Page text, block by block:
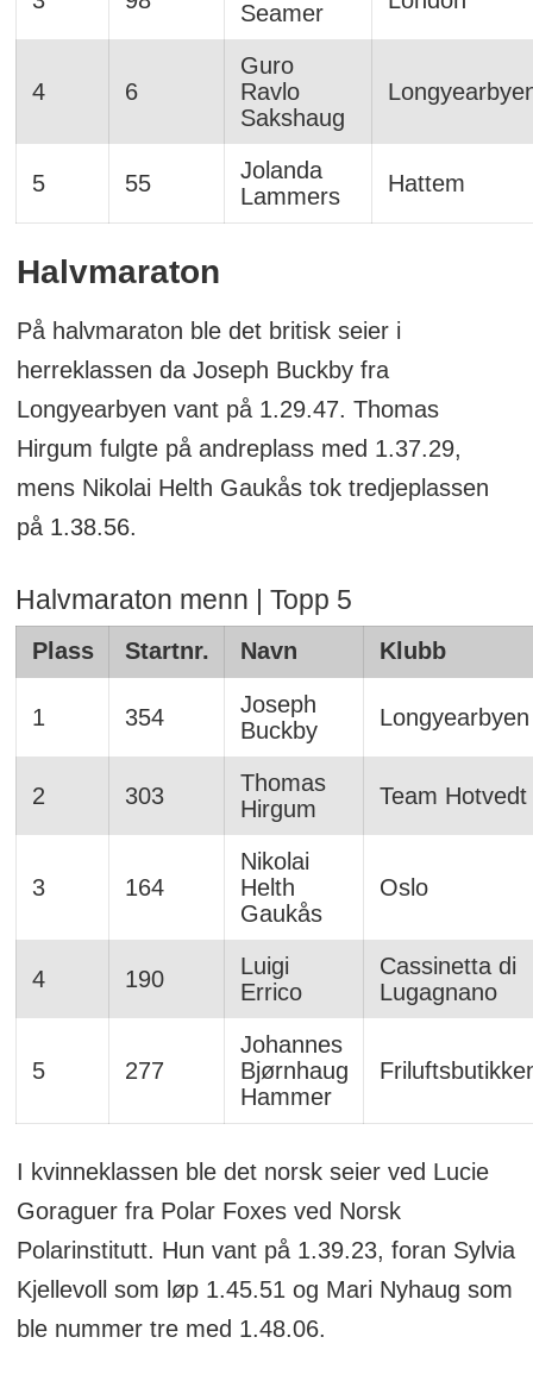
Seamer
4 6
Guro
Ravlo
Sakshaug
5 55
Jolanda
Lammers
Hattem
Halvmaraton
På halvmaraton ble det britisk seier i
herreklassen da Joseph Buckby fra
Longyearbyen vant på 1.29.47. Thomas
Hirgum fulgte på andreplass med 1.37.29,
mens Nikolai Helth Gaukås tok tredjeplassen
på 1.38.56.
Halvmaraton menn | Topp 5
Plass Startnr. Navn Klubb
1 354
Joseph
Buckby
Longyearbyen
2 303
Thomas
Hirgum
Team Hotvedt
3 164
Nikolai
Helth
Gaukås
Oslo
4 190
Luigi
Errico
Cassinetta di
Lugagnano
5 277
Johannes
Bjørnhaug
Hammer
I kvinneklassen ble det norsk seier ved Lucie
Goraguer fra Polar Foxes ved Norsk
Polarinstitutt. Hun vant på 1.39.23, foran Sylvia
Kjellevoll som løp 1.45.51 og Mari Nyhaug som
ble nummer tre med 1.48.06.